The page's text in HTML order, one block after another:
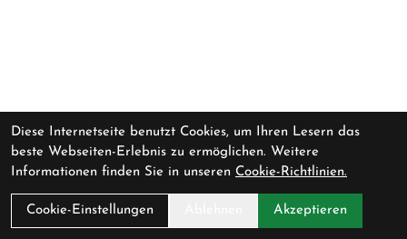
Diese Internetseite benutzt Cookies, um Ihren Lesern das
beste Webseiten-Erlebnis zu ermöglichen. Weitere
Informationen finden Sie in unseren Cookie-Richtlinien.
Cookie-Einstellungen Akzeptieren